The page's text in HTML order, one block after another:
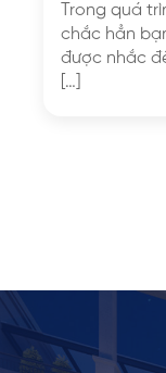
Trong quá
chắc hẳn
được nhắc
[…]